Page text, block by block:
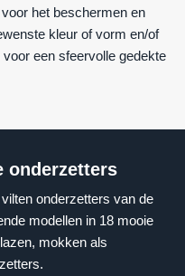
het beschermen en
kleur of vorm en/of
een sfeervolle gedekte
onderzetters
onderzetters van de
modellen in 18 mooie
mokken als